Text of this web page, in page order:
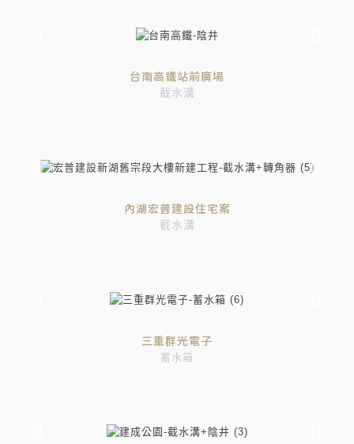
台南高鐵站前廣場
截水溝
內湖宏普建設住宅案
截水溝
三重群光電子
蓄水箱